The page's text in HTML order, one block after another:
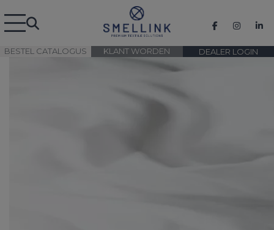
BESTEL CATALOGUS DEALER LOGIN
KLANT WORDEN